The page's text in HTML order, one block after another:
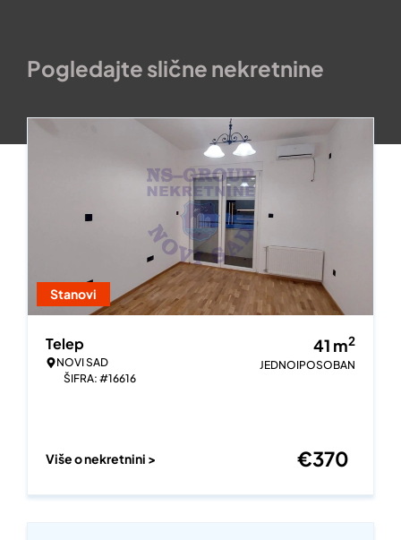
Pogledajte slične nekretnine
Stanovi
Telep
NOVI SAD
ŠIFRA: #16616
41 m2
JEDNOIPOSOBAN
Više o nekretnini > €370